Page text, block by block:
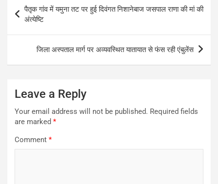
navigation
पैतृक गांव में यमुना तट पर हुई दिवंगत निशानेबाज जसपाल राणा की मां की
अंत्येष्टि
जिला अस्पताल मार्ग पर अव्यवस्थित यातायात से फंस रही एंबुलेंस
Leave a Reply
Your email address will not be published. Required fields
are marked *
Comment *